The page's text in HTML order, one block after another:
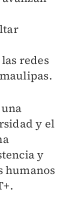
redes
y el
y
humanos